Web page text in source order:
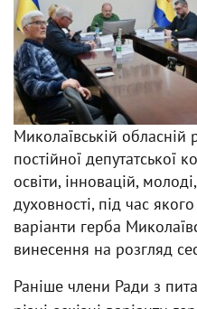
Миколаївській обласній
постійної депутатської
освіти, інновацій,
духовності, під час
варіанти герба
винесення на розгляд
Раніше члени Ради з